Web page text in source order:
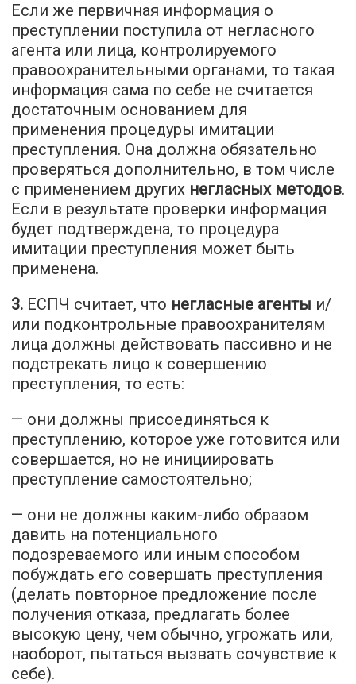
Если же первичная информация о
преступлении поступила от негласного
агента или лица, контролируемого
правоохранительными органами, то такая
информация сама по себе не считается
достаточным основанием для
применения процедуры имитации
преступления. Она должна обязательно
проверяться дополнительно, в том числе
с применением других негласных методов.
Если в результате проверки информация
будет подтверждена, то процедура
имитации преступления может быть
применена.
3. ЕСПЧ считает, что негласные агенты и/
или подконтрольные правоохранителям
лица должны действовать пассивно и не
подстрекать лицо к совершению
преступления, то есть:
— они должны присоединяться к
преступлению, которое уже готовится или
совершается, но не инициировать
преступление самостоятельно;
— они не должны каким-либо образом
давить на потенциального
подозреваемого или иным способом
побуждать его совершать преступления
(делать повторное предложение после
получения отказа, предлагать более
высокую цену, чем обычно, угрожать или,
наоборот, пытаться вызвать сочувствие к
себе).